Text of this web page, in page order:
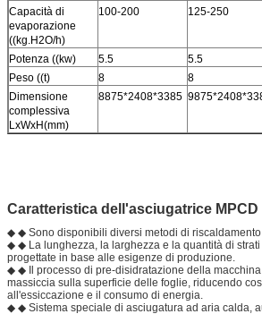
Capacità di
evaporazione
((kg.H2O/h)
100-200 125-250
Potenza ((kw) 5.5 5.5
Peso ((t)
8 8
Dimensione
complessiva
LxWxH(mm)
8875*2408*3385
Caratteristica dell'asciugatrice MPCD
◆ ◆ Sono disponibili diversi metodi di
◆ ◆ La lunghezza, la larghezza e la quantità di
progettate in base alle esigenze di produzione.
◆ ◆ Il processo di pre-disidratazione della
massiccia sulla superficie delle foglie, riducendo
all'essiccazione e il consumo di energia.
◆ ◆ Sistema speciale di asciugatura ad aria calda,